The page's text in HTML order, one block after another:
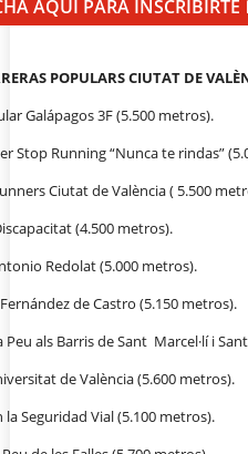
AQUÍ PARA INSCRIBIRTE
POPULARS CIUTAT DE
Galápagos 3F (5.500 metros).
Stop Running “Nunca te rindas”
Ciutat de València ( 5.500
(4.500 metros).
Redolat (5.000 metros).
de Castro (5.150 metros).
Peu als Barris de Sant Marcel·lí i
de València (5.600 metros).
Seguridad Vial (5.100 metros).